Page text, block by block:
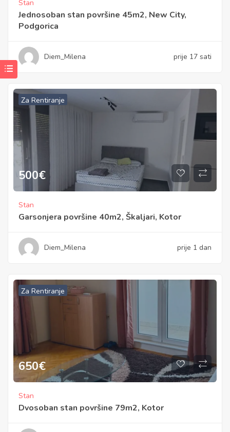
Stan
Jednosoban stan površine 45m2, New City,
Podgorica
Diem_Milena prije 17 sati
Za Rentiranje
500€
Stan
Garsonjera površine 40m2, Škaljari, Kotor
Diem_Milena prije 1 dan
Za Rentiranje
650€
Stan
Dvosoban stan površine 79m2, Kotor